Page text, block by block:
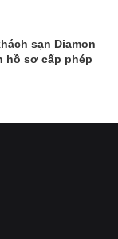
sạn Diamon
hồ sơ cấp phép